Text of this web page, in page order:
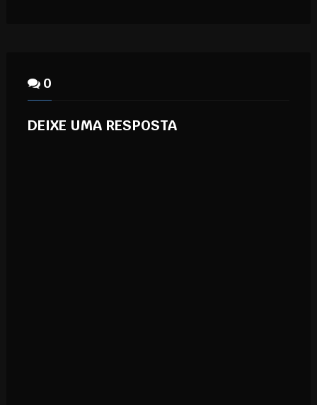
0
DEIXE UMA RESPOSTA